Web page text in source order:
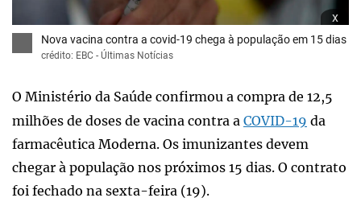
x
Nova vacina contra a covid-19 chega à população em 15 dias
crédito: EBC - Últimas Notícias
O Ministério da Saúde confirmou a compra de 12,5
milhões de doses de vacina contra a COVID-19 da
farmacêutica Moderna. Os imunizantes devem
chegar à população nos próximos 15 dias. O contrato
foi fechado na sexta-feira (19).